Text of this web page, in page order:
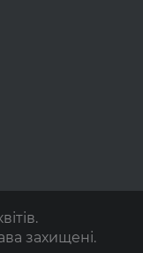
захищені.